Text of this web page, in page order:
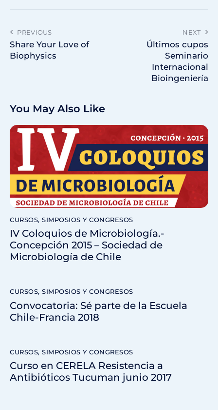
PREVIOUS
Share Your Love of
Biophysics
NEXT
Últimos cupos
Seminario
Internacional
Bioingeniería
You May Also Like
CURSOS, SIMPOSIOS Y CONGRESOS
IV Coloquios de Microbiología.-
Concepción 2015 – Sociedad de
Microbiología de Chile
CURSOS, SIMPOSIOS Y CONGRESOS
Convocatoria: Sé parte de la Escuela
Chile-Francia 2018
CURSOS, SIMPOSIOS Y CONGRESOS
Curso en CERELA Resistencia a
Antibióticos Tucuman junio 2017